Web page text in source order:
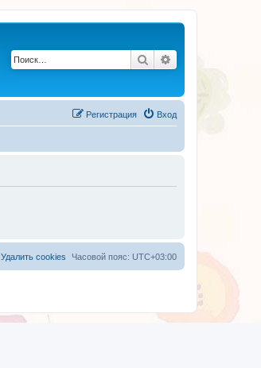
Поиск
Вход
Регистрация
Часовой пояс: UTC+03:00
Удалить cookies